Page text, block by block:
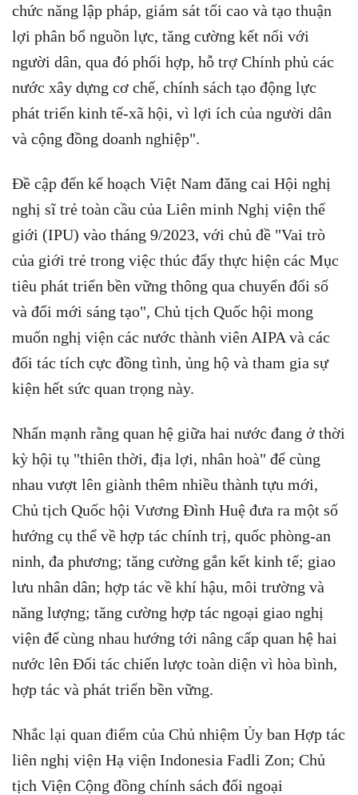
chức năng lập pháp, giám sát tối cao và tạo thuận
lợi phân bổ nguồn lực, tăng cường kết nối với
người dân, qua đó phối hợp, hỗ trợ Chính phủ các
nước xây dựng cơ chế, chính sách tạo động lực
phát triển kinh tế-xã hội, vì lợi ích của người dân
và cộng đồng doanh nghiệp".
Đề cập đến kế hoạch Việt Nam đăng cai Hội nghị
nghị sĩ trẻ toàn cầu của Liên minh Nghị viện thế
giới (IPU) vào tháng 9/2023, với chủ đề "Vai trò
của giới trẻ trong việc thúc đẩy thực hiện các Mục
tiêu phát triển bền vững thông qua chuyển đổi số
và đổi mới sáng tạo", Chủ tịch Quốc hội mong
muốn nghị viện các nước thành viên AIPA và các
đối tác tích cực đồng tình, ủng hộ và tham gia sự
kiện hết sức quan trọng này.
Nhấn mạnh rằng quan hệ giữa hai nước đang ở thời
kỳ hội tụ "thiên thời, địa lợi, nhân hoà" để cùng
nhau vượt lên giành thêm nhiều thành tựu mới,
Chủ tịch Quốc hội Vương Đình Huệ đưa ra một số
hướng cụ thể về hợp tác chính trị, quốc phòng-an
ninh, đa phương; tăng cường gắn kết kinh tế; giao
lưu nhân dân; hợp tác về khí hậu, môi trường và
năng lượng; tăng cường hợp tác ngoại giao nghị
viện để cùng nhau hướng tới nâng cấp quan hệ hai
nước lên Đối tác chiến lược toàn diện vì hòa bình,
hợp tác và phát triển bền vững.
Nhắc lại quan điểm của Chủ nhiệm Ủy ban Hợp tác
liên nghị viện Hạ viện Indonesia Fadli Zon; Chủ
tịch Viện Cộng đồng chính sách đối ngoại